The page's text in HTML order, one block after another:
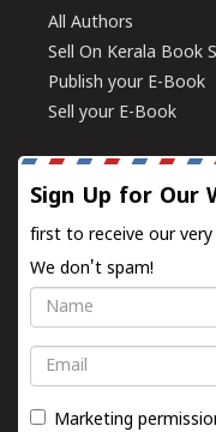
All Authors
Sell On Kerala Book
Publish your E-Book
Sell your E-Book
Sign Up for Our
first to receive our
We don't spam!
Name
Email
Marketing